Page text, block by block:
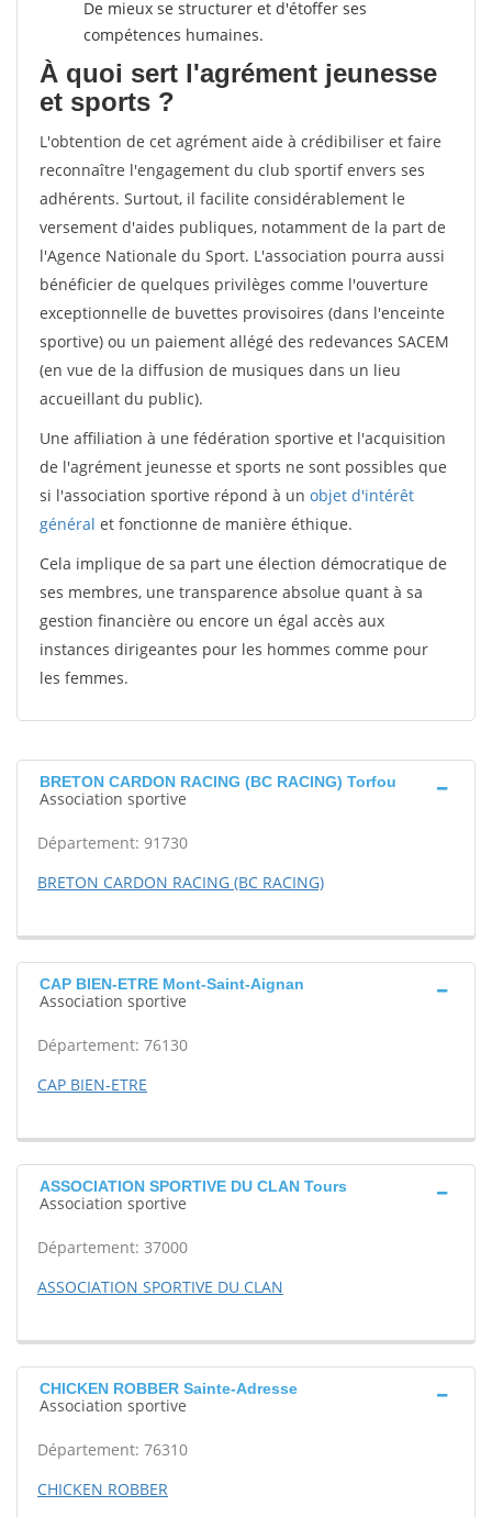
De mieux se structurer et d'étoffer ses
compétences humaines.
À quoi sert l'agrément jeunesse
et sports ?
L'obtention de cet agrément aide à crédibiliser et faire
reconnaître l'engagement du club sportif envers ses
adhérents. Surtout, il facilite considérablement le
versement d'aides publiques, notamment de la part de
l'Agence Nationale du Sport. L'association pourra aussi
bénéficier de quelques privilèges comme l'ouverture
exceptionnelle de buvettes provisoires (dans l'enceinte
sportive) ou un paiement allégé des redevances SACEM
(en vue de la diffusion de musiques dans un lieu
accueillant du public).
Une affiliation à une fédération sportive et l'acquisition
de l'agrément jeunesse et sports ne sont possibles que
si l'association sportive répond à un objet d'intérêt
général et fonctionne de manière éthique.
Cela implique de sa part une élection démocratique de
ses membres, une transparence absolue quant à sa
gestion financière ou encore un égal accès aux
instances dirigeantes pour les hommes comme pour
les femmes.
BRETON CARDON RACING (BC RACING) Torfou
Association sportive
Département: 91730
BRETON CARDON RACING (BC RACING)
CAP BIEN-ETRE Mont-Saint-Aignan
Association sportive
Département: 76130
CAP BIEN-ETRE
ASSOCIATION SPORTIVE DU CLAN Tours
Association sportive
Département: 37000
ASSOCIATION SPORTIVE DU CLAN
CHICKEN ROBBER Sainte-Adresse
Association sportive
Département: 76310
CHICKEN ROBBER